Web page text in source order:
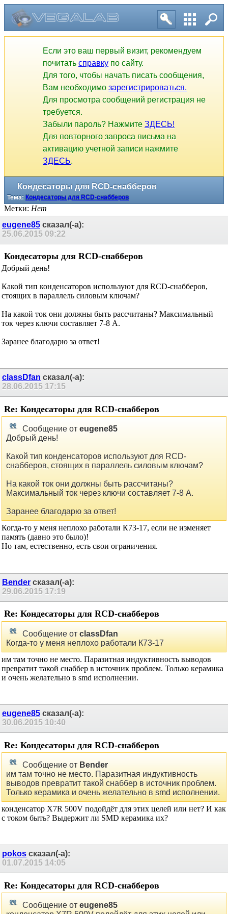
Если это ваш первый визит, рекомендуем
почитать справку по сайту.
Для того, чтобы начать писать сообщения,
Вам необходимо зарегистрироваться.
Для просмотра сообщений регистрация не
требуется.
Забыли пароль? Нажмите ЗДЕСЬ!
Для повторного запроса письма на
активацию учетной записи нажмите
ЗДЕСЬ.
Кондесаторы для RCD-снабберов
Тема: Кондесаторы для RCD-снабберов
Метки: Нет
eugene85сказал(-а):
25.06.2015
Кондесаторы для RCD-снабберов
Добрый день!
Какой тип конденсаторов используют для RCD-снабберов,
стоящих в параллель силовым ключам?
На какой ток они должны быть рассчитаны? Максимальный
ток через ключи составляет 7-8 А.
Заранее благодарю за ответ!
classDfanсказал(-а):
28.06.2015
Re: Кондесаторы для RCD-снабберов
Сообщение от eugene85
Добрый день!
Какой тип конденсаторов используют для RCD-
снабберов, стоящих в параллель силовым ключам?
На какой ток они должны быть рассчитаны?
Максимальный ток через ключи составляет 7-8 А.
Заранее благодарю за ответ!
Когда-то у меня неплохо работали К73-17, если не изменяет
память (давно это было)!
Но там, естественно, есть свои ограничения.
Benderсказал(-а):
29.06.2015
Re: Кондесаторы для RCD-снабберов
Сообщение от classDfan
Когда-то у меня неплохо работали К73-17
им там точно не место. Паразитная индуктивность выводов
превратит такой снаббер в источник проблем. Только керамика
и очень желательно в smd исполнении.
eugene85сказал(-а):
30.06.2015
Re: Кондесаторы для RCD-снабберов
Сообщение от Bender
им там точно не место. Паразитная индуктивность
выводов превратит такой снаббер в источник проблем.
Только керамика и очень желательно в smd исполнении.
конденсатор X7R 500V подойдёт для этих целей или нет? И как
с током быть? Выдержит ли SMD керамика их?
pokosсказал(-а):
01.07.2015
Re: Кондесаторы для RCD-снабберов
Сообщение от eugene85